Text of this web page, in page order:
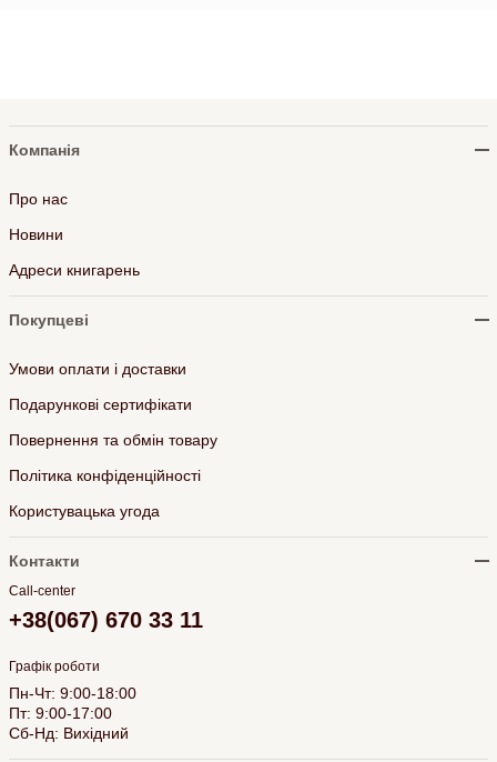
Компанія
Про нас
Новини
Адреси книгарень
Покупцеві
Умови оплати і доставки
Подарункові сертифікати
Повернення та обмін товару
Політика конфіденційності
Користувацька угода
Контакти
Call-center
+38(067) 670 33 11
Графік роботи
Пн-Чт: 9:00-18:00
Пт: 9:00-17:00
Сб-Нд: Вихідний